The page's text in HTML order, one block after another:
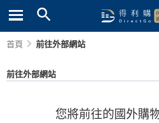
首頁 前往外部網站
前往外部網站
您將前往的國外購